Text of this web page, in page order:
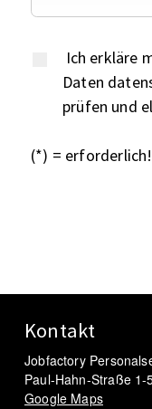
Ich erkläre
Daten
prüfen und
(*) = erforderlich!
Kontakt
Jobfactory
Paul-Hahn-Straße
Google Maps